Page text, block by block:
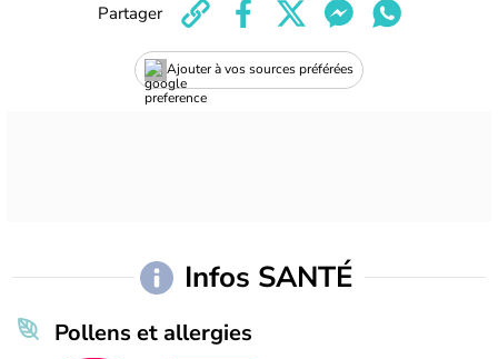
Ajouter à vos sources préférées
Partager
Infos SANTÉ
Pollens et allergies